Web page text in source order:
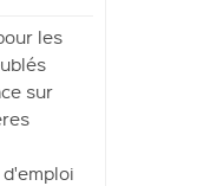
les
sur